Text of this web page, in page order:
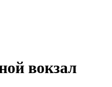
вокзал